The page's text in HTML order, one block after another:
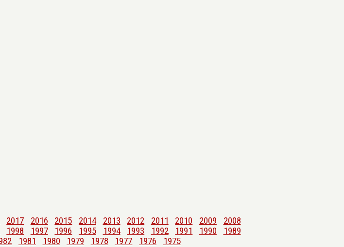
2017 2016 2015 2014 2013 2012 2011 2010 2009
2008
1998 1997 1996 1995 1994 1993 1992 1991 1990
1989
1981 1980 1979 1978 1977 1976 1975